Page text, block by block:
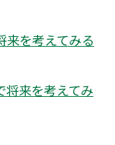
来を考えてみる
将来を考えてみ